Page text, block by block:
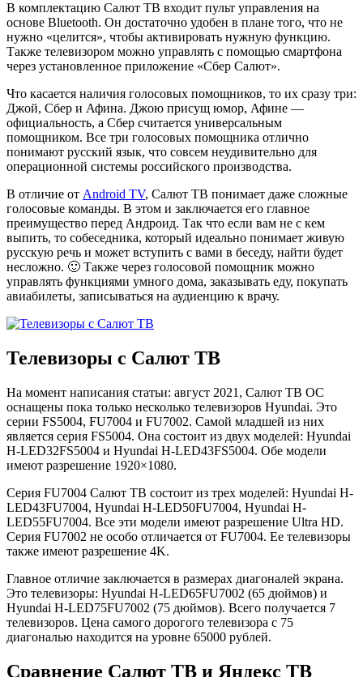
В комплектацию Салют ТВ входит пульт управления на
основе Bluetooth. Он достаточно удобен в плане того, что не
нужно «целится», чтобы активировать нужную функцию.
Также телевизором можно управлять с помощью смартфона
через установленное приложение «Сбер Салют».
Что касается наличия голосовых помощников, то их сразу три:
Джой, Сбер и Афина. Джою присущ юмор, Афине —
официальность, а Сбер считается универсальным
помощником. Все три голосовых помощника отлично
понимают русский язык, что совсем неудивительно для
операционной системы российского производства.
В отличие от Android TV, Салют ТВ понимает даже сложные
голосовые команды. В этом и заключается его главное
преимущество перед Андроид. Так что если вам не с кем
выпить, то собеседника, который идеально понимает живую
русскую речь и может вступить с вами в беседу, найти будет
несложно. 🙂 Также через голосовой помощник можно
управлять функциями умного дома, заказывать еду, покупать
авиабилеты, записываться на аудиенцию к врачу.
Телевизоры с Салют ТВ
На момент написания статьи: август 2021, Салют ТВ ОС
оснащены пока только несколько телевизоров Hyundai. Это
серии FS5004, FU7004 и FU7002. Самой младшей из них
является серия FS5004. Она состоит из двух моделей: Hyundai
H-LED32FS5004 и Hyundai H-LED43FS5004. Обе модели
имеют разрешение 1920×1080.
Серия FU7004 Салют ТВ состоит из трех моделей: Hyundai H-
LED43FU7004, Hyundai H-LED50FU7004, Hyundai H-
LED55FU7004. Все эти модели имеют разрешение Ultra HD.
Серия FU7002 не особо отличается от FU7004. Ее телевизоры
также имеют разрешение 4K.
Главное отличие заключается в размерах диагоналей экрана.
Это телевизоры: Hyundai H-LED65FU7002 (65 дюймов) и
Hyundai H-LED75FU7002 (75 дюймов). Всего получается 7
телевизоров. Цена самого дорогого телевизора с 75
диагональю находится на уровне 65000 рублей.
Сравнение Салют ТВ и Яндекс ТВ